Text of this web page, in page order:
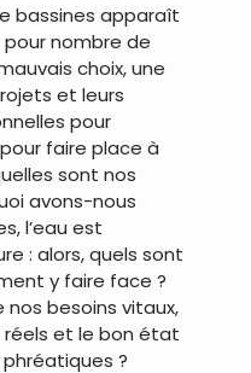
bassines apparaît
pour nombre de
choix, une
et leurs
pour
faire place à
sont nos
avons-nous
l’eau est
: alors, quels sont
y faire face ?
besoins vitaux,
réels et le bon état
?